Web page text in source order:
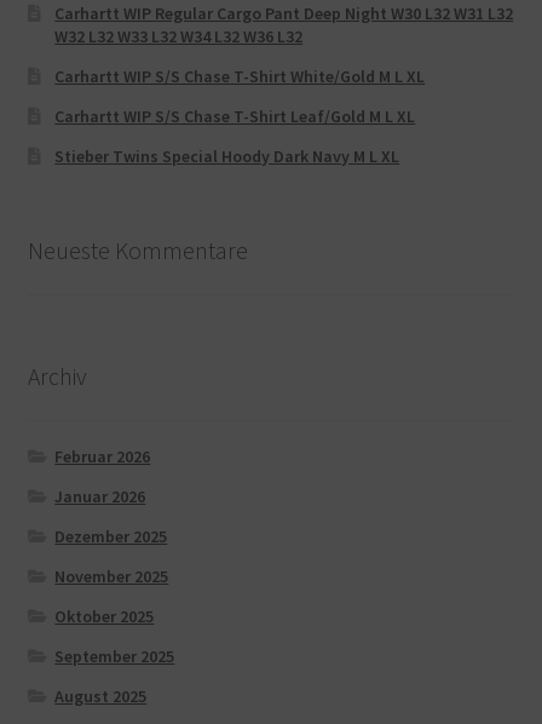
Carhartt WIP Regular Cargo Pant Deep Night W30 L32 W31 L32
W32 L32 W33 L32 W34 L32 W36 L32
Carhartt WIP S/S Chase T-Shirt White/Gold M L XL
Carhartt WIP S/S Chase T-Shirt Leaf/Gold M L XL
Stieber Twins Special Hoody Dark Navy M L XL
Neueste Kommentare
Archiv
Februar 2026
Januar 2026
Dezember 2025
November 2025
Oktober 2025
September 2025
August 2025